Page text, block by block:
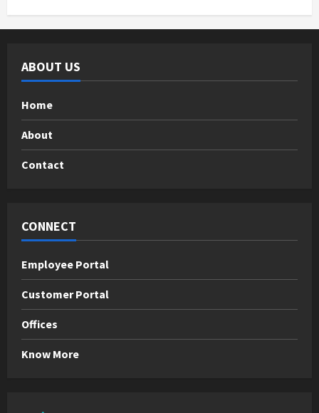
ABOUT US
Home
About
Contact
CONNECT
Employee Portal
Customer Portal
Offices
Know More